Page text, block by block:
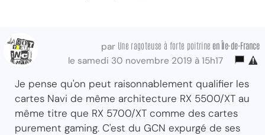
par Une ragoteuse à forte poitrine en Île-de-France
le samedi 30 novembre 2019 à 15h17
Je pense qu'on peut raisonnablement qualifier les
cartes Navi de même architecture RX 5500/XT au
même titre que RX 5700/XT comme des cartes
purement gaming. C'est du GCN expurgé de ses